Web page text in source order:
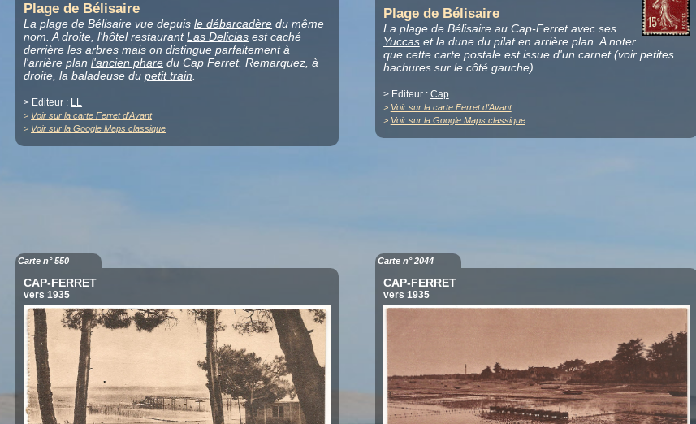
Plage de Bélisaire
La plage de Bélisaire vue depuisle débarcadère du même
nom. A droite, l'hôtel restaurantLas Delicias est caché
derrière les arbres mais on distingue parfaitement à
l'arrière planl'ancien phare du Cap Ferret. Remarquez, à
droite, la baladeuse dupetit train
> Editeur : LL
> Voir sur la carte Ferret d'Avant
> Voir sur la Google Maps classique
Plage de Bélisaire
La plage de Bélisaire au Cap-Ferret avec ses
Yuccaset la dune du pilat en arrière plan. A noter
que cette carte postale est issue d'un carnet (voir petites
hachures sur le côté gauche).
> Editeur : Cap
> Voir sur la carte Ferret d'Avant
> Voir sur la Google Maps classique
Carte n° 550
CAP-FERRET
vers 1935
Carte n° 2044
CAP-FERRET
vers 1935